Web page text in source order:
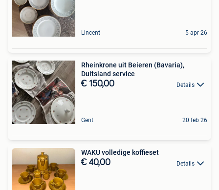
Lincent 5 apr 26
Rheinkrone uit Beieren (Bavaria),
Duitsland service
€ 150,00 Details
Gent 20 feb 26
WAKU volledige koffieset
€ 40,00 Details